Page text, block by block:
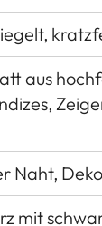
aus
Naht,
mit